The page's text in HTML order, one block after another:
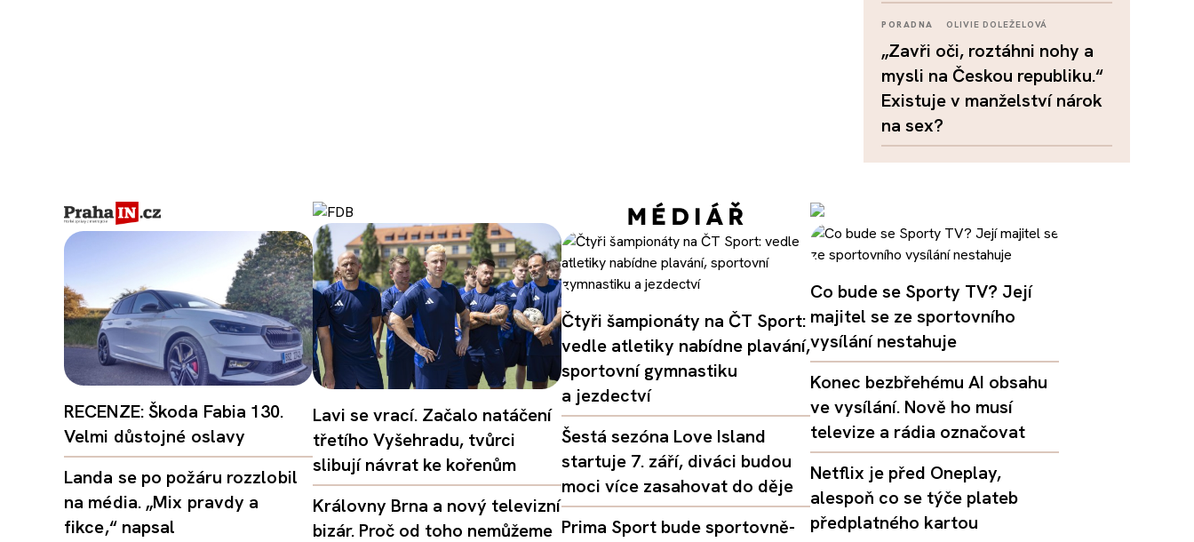
PORADNA OLIVIE DOLEŽELOVÁ
„Zavři oči, roztáhni nohy a
mysli na Českou republiku.“
Existuje v manželství nárok
na sex?
RECENZE: Škoda Fabia 130.
Velmi důstojné oslavy
Landa se po požáru rozzlobil
na média. „Mix pravdy a
fikce,“ napsal
Lavi se vrací. Začalo natáčení
třetího Vyšehradu, tvůrci
slibují návrat ke kořenům
Královny Brna a nový televizní
bizár. Proč od toho nemůžeme
Čtyři šampionáty na ČT Sport:
vedle atletiky nabídne plavání,
sportovní gymnastiku
a jezdectví
Šestá sezóna Love Island
startuje 7. září, diváci budou
moci více zasahovat do děje
Prima Sport bude sportovně-
Co bude se Sporty TV? Její
majitel se ze sportovního
vysílání nestahuje
Konec bezbřehému AI obsahu
ve vysílání. Nově ho musí
televize a rádia označovat
Netflix je před Oneplay,
alespoň co se týče plateb
předplatného kartou